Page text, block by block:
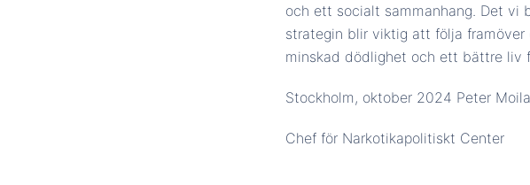
och ett socialt sammanhang. Det vi
strategin blir viktig att följa
minskad dödlighet och ett bättre liv
Stockholm, oktober 2024 Peter
Chef för Narkotikapolitiskt Center